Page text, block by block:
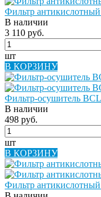
Фильтр
В наличии
3 110 руб.
шт
В КОРЗИНУ
Фильтр-осушитель
В наличии
498 руб.
шт
В КОРЗИНУ
Фильтр